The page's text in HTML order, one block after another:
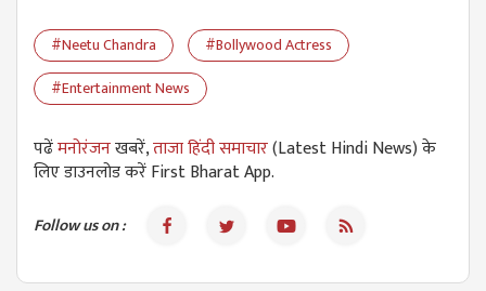
#Neetu Chandra
#Bollywood Actress
#Entertainment News
पढेंमनोरंजनखबरें,ताजा हिंदी समाचार(Latest Hindi News) के
लिए डाउनलोड करें First Bharat App.
Follow us on :